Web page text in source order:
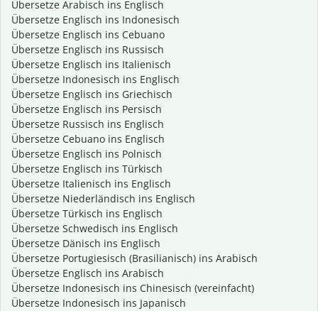
Übersetze Arabisch ins Englisch
Übersetze Englisch ins Indonesisch
Übersetze Englisch ins Cebuano
Übersetze Englisch ins Russisch
Übersetze Englisch ins Italienisch
Übersetze Indonesisch ins Englisch
Übersetze Englisch ins Griechisch
Übersetze Englisch ins Persisch
Übersetze Russisch ins Englisch
Übersetze Cebuano ins Englisch
Übersetze Englisch ins Polnisch
Übersetze Englisch ins Türkisch
Übersetze Italienisch ins Englisch
Übersetze Niederländisch ins Englisch
Übersetze Türkisch ins Englisch
Übersetze Schwedisch ins Englisch
Übersetze Dänisch ins Englisch
Übersetze Portugiesisch (Brasilianisch) ins Arabisch
Übersetze Englisch ins Arabisch
Übersetze Indonesisch ins Chinesisch (vereinfacht)
Übersetze Indonesisch ins Japanisch